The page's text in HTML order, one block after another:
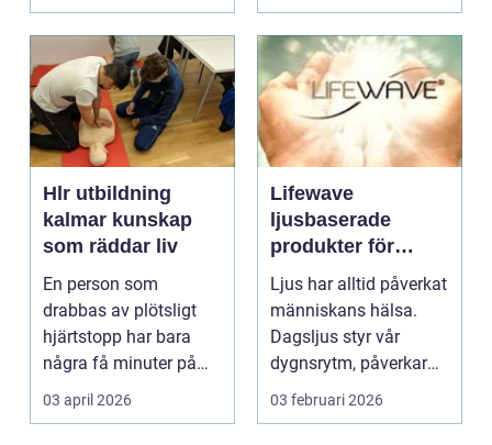
Hlr utbildning
kalmar kunskap
som räddar liv
En person som
drabbas av plötsligt
hjärtstopp har bara
några få minuter på
sig. För varje minut
utan...
03 april 2026
Lifewave
ljusbaserade
produkter för
hälsa och
välbefinnande
Ljus har alltid påverkat
människans hälsa.
Dagsljus styr vår
dygnsrytm, påverkar
humör, sömn och ene...
03 februari 2026